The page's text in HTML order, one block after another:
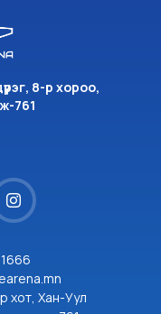
8-р хороо,
761
хот, Хан-Уул